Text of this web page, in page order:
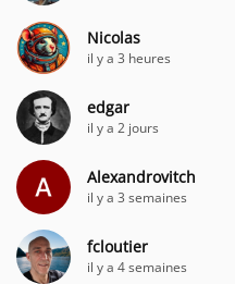
Nicolas
il y a 3 heures
edgar
il y a 2 jours
Alexandrovitch
il y a 3 semaines
fcloutier
il y a 4 semaines